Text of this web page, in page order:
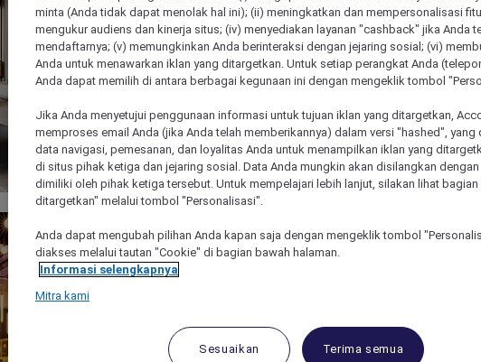
minta (Anda tidak dapat menolak hal ini); (ii) meningkatkan dan mempersonalisasi
mengukur audiens dan kinerja situs; (iv) menyediakan layanan "cashback" jika Anda
mendaftarnya; (v) memungkinkan Anda berinteraksi dengan jejaring sosial; (vi)
Anda untuk menawarkan iklan yang ditargetkan. Untuk setiap perangkat Anda
Anda dapat memilih di antara berbagai kegunaan ini dengan mengeklik tombol
Jika Anda menyetujui penggunaan informasi untuk tujuan iklan yang ditargetkan,
memproses email Anda (jika Anda telah memberikannya) dalam versi "hashed", yang
data navigasi, pemesanan, dan loyalitas Anda untuk menampilkan iklan yang
di situs pihak ketiga dan jejaring sosial. Data Anda mungkin akan disilangkan dengan
dimiliki oleh pihak ketiga tersebut. Untuk mempelajari lebih lanjut, silakan lihat bagian
ditargetkan" melalui tombol "Personalisasi".
Anda dapat mengubah pilihan Anda kapan saja dengan mengeklik tombol
diakses melalui tautan "Cookie" di bagian bawah halaman.
Informasi selengkapnya
Mitra kami
Sesuaikan Terima semua